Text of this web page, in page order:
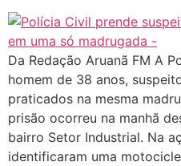
Da Redação Aruanã FM A
homem de 38 anos,
praticados na mesma
prisão ocorreu na manhã
bairro Setor Industrial. Na
identificaram uma